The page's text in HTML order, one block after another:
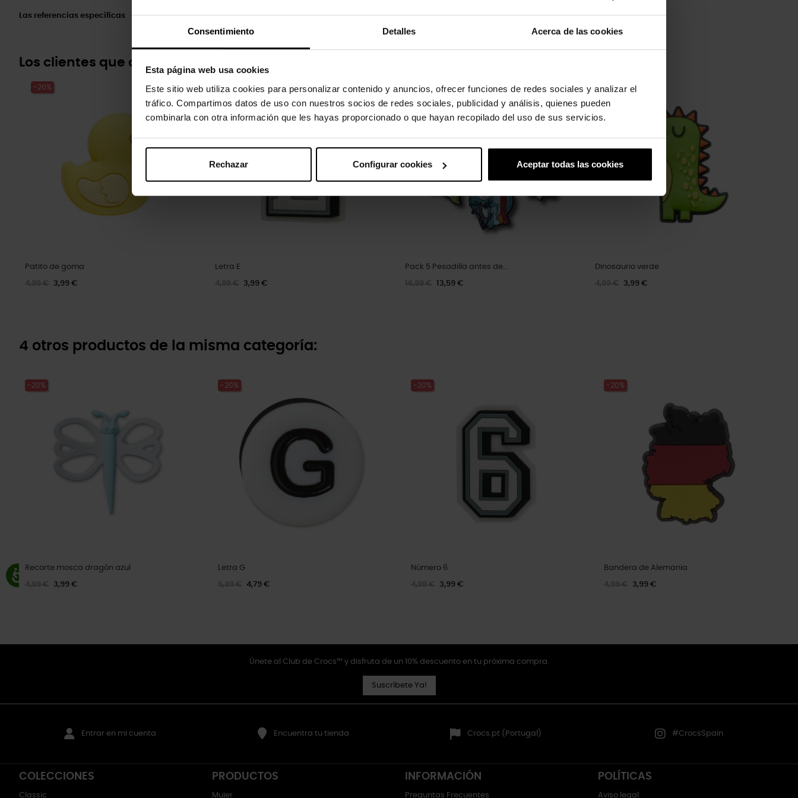
Consentimiento Detalles Acerca de las cookies
Esta página web usa cookies
Este sitio web utiliza cookies para personalizar contenido y anuncios, ofrecer funciones de redes sociales y analizar el
tráfico. Compartimos datos de uso con nuestros socios de redes sociales, publicidad y análisis, quienes pueden
combinarla con otra información que les hayas proporcionado o que hayan recopilado del uso de sus servicios.
Rechazar Configurar cookies Aceptar todas las cookies
Las referencias específicas
Los clientes que compraron este producto también han comprado:
-20%
Patito de goma
4,99 € 3,99 €
-20%
Letra E
4,99 € 3,99 €
-20%
Pack 5 Pesadilla antes de...
16,99 € 13,59 €
-20%
Dinosaurio verde
4,99 € 3,99 €
4 otros productos de la misma categoría:
-20%
Recorte mosca dragón azul
4,99 € 3,99 €
-20%
Letra G
5,99 € 4,79 €
-20%
Número 6
4,99 € 3,99 €
-20%
Bandera de Alemania
4,99 € 3,99 €
Únete al Club de Crocs™ y disfruta de un 10% descuento en tu próxima compra.
Suscríbete Ya!
Entrar en mi cuenta Encuentra tu tienda Crocs.pt (Portugal) #CrocsSpain
COLECCIONES
Classic
PRODUCTOS
Mujer
INFORMACIÓN
Preguntas Frecuentes
POLÍTICAS
Aviso legal